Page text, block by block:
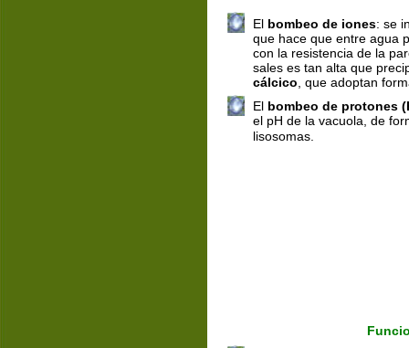
El bombeo de iones: se
que hace que entre agua
con la resistencia de la
sales es tan alta que
cálcico , que adoptan
El bombeo de protones
el pH de la vacuola, de
lisosomas.